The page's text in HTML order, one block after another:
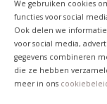
We gebruiken cookies
functies voor social
Ook delen we
voor social media,
gegevens combineren
die ze hebben
meer in ons